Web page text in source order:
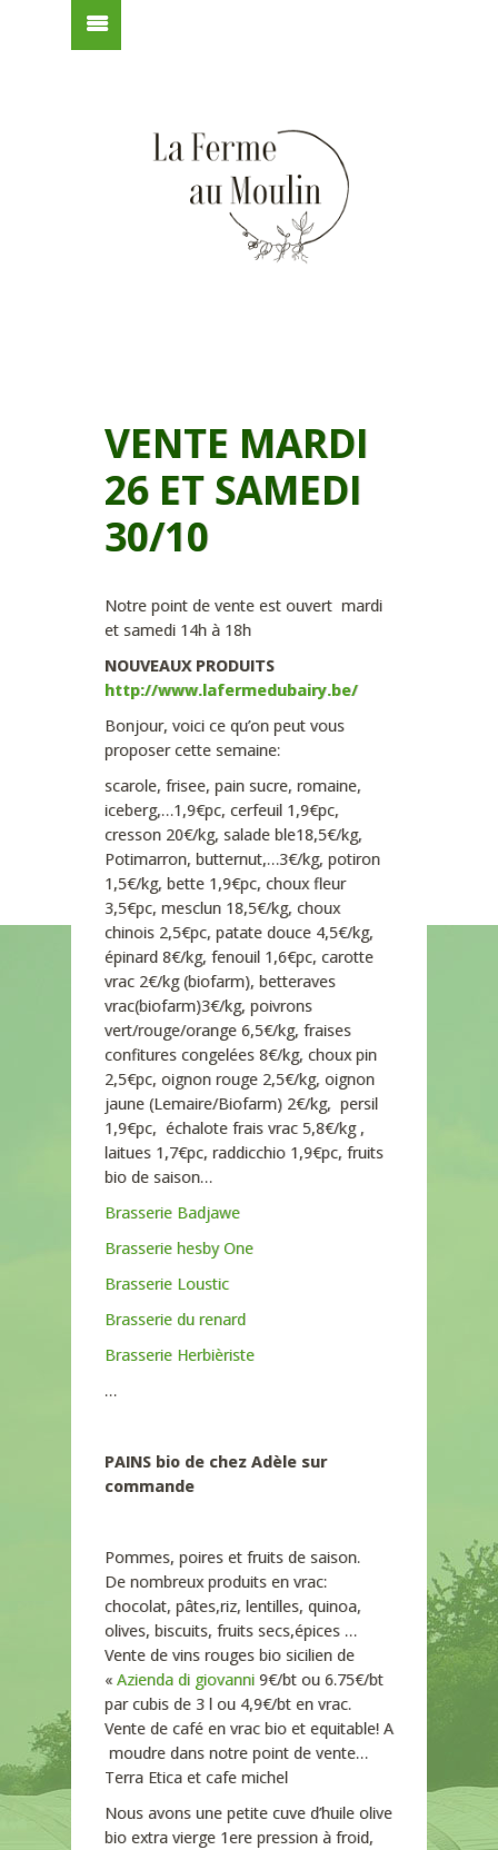
VENTE MARDI
26 ET SAMEDI
30/10
Notre point de vente est ouvert mardi
et samedi 14h à 18h
NOUVEAUX PRODUITS
http://www.lafermedubairy.be/
Bonjour, voici ce qu’on peut vous
proposer cette semaine:
scarole, frisee, pain sucre, romaine,
iceberg,…1,9€pc, cerfeuil 1,9€pc,
cresson 20€/kg, salade ble18,5€/kg,
Potimarron, butternut,…3€/kg, potiron
1,5€/kg, bette 1,9€pc, choux fleur
3,5€pc, mesclun 18,5€/kg, choux
chinois 2,5€pc, patate douce 4,5€/kg,
épinard 8€/kg, fenouil 1,6€pc, carotte
vrac 2€/kg (biofarm), betteraves
vrac(biofarm)3€/kg, poivrons
vert/rouge/orange 6,5€/kg, fraises
confitures congelées 8€/kg, choux pin
2,5€pc, oignon rouge 2,5€/kg, oignon
jaune (Lemaire/Biofarm) 2€/kg, persil
1,9€pc, échalote frais vrac 5,8€/kg ,
laitues 1,7€pc, raddicchio 1,9€pc, fruits
bio de saison…
Brasserie Badjawe
Brasserie hesby One
Brasserie Loustic
Brasserie du renard
Brasserie Herbièriste
…
PAINS bio de chez Adèle sur
commande
Pommes, poires et fruits de saison.
De nombreux produits en vrac:
chocolat, pâtes,riz, lentilles, quinoa,
olives, biscuits, fruits secs,épices …
Vente de vins rouges bio sicilien de
«Azienda di giovanni 9€/bt ou 6.75€/bt
par cubis de 3 l ou 4,9€/bt en vrac.
Vente de café en vrac bio et equitable! A
moudre dans notre point de vente…
Terra Etica et cafe michel
Nous avons une petite cuve d’huile olive
bio extra vierge 1ere pression à froid,